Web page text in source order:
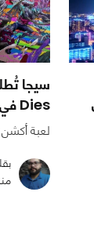
Dies في 22 أكتوبر القادم
لعبة